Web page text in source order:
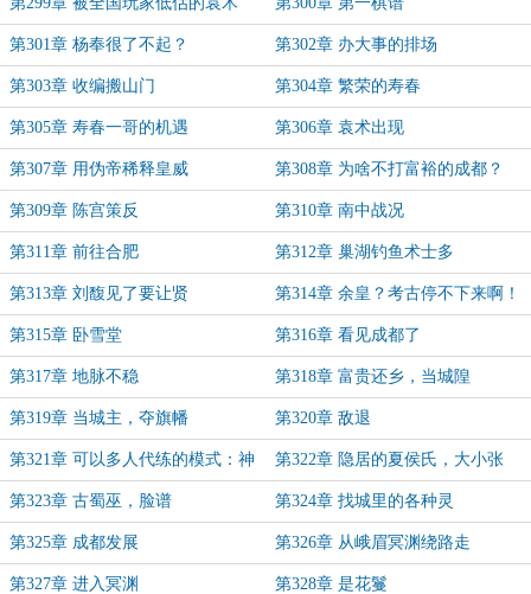
第301章 杨奉很了不起？ 第302章 办大事的排场
第303章 收编搬山门 第304章 繁荣的寿春
第305章 寿春一哥的机遇 第306章 袁术出现
第307章 用伪帝稀释皇威 第308章 为啥不打富裕的成都？
第309章 陈宫策反 第310章 南中战况
第311章 前往合肥 第312章 巢湖钓鱼术士多
第313章 刘馥见了要让贤 第314章 余皇？考古停不下来啊！
第315章 卧雪堂 第316章 看见成都了
第317章 地脉不稳 第318章 富贵还乡，当城隍
第319章 当城主，夺旗幡 第320章 敌退
第321章 可以多人代练的模式：神
位
第322章 隐居的夏侯氏，大小张
第323章 古蜀巫，脸谱 第324章 找城里的各种灵
第325章 成都发展 第326章 从峨眉冥渊绕路走
第327章 进入冥渊 第328章 是花鬘